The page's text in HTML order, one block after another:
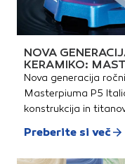
NOVA
KERAMIKO:
Nova generacija
Masterpiuma P5
konstrukcija in
Preberite si več